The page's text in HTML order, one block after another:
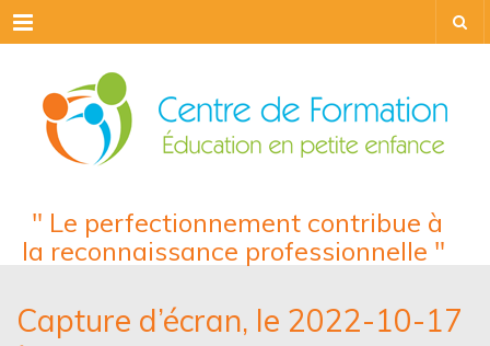
Menu
" Le perfectionnement contribue à
la reconnaissance professionnelle "
Capture d’écran, le 2022-10-17